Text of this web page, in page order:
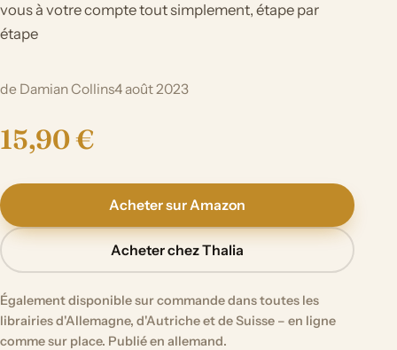
vous à votre compte tout simplement, étape par
étape
de Damian Collins4 août 2023
15,90 €
Acheter sur Amazon
Acheter chez Thalia
Également disponible sur commande dans toutes les
librairies d'Allemagne, d'Autriche et de Suisse – en ligne
comme sur place. Publié en allemand.